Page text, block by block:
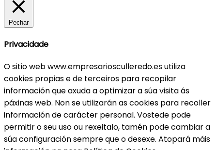
Pechar
Privacidade
O sitio web www.empresariosculleredo.es utiliza
cookies propias e de terceiros para recopilar
información que axuda a optimizar a súa visita ás
páxinas web. Non se utilizarán as cookies para recoller
información de carácter personal. Vostede pode
permitir o seu uso ou rexeitalo, tamén pode cambiar a
súa configuración sempre que o desexe. Atopará máis